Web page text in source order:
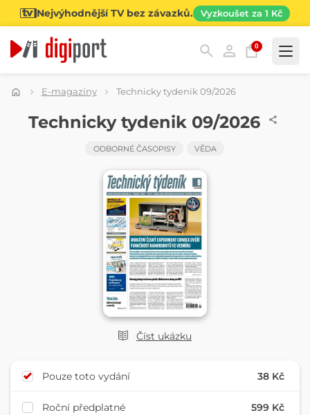
Nejvýhodnější TV bez závazků. Vyzkoušet za 1 Kč
0
Kategorie
E-magazíny Technicky tydenik 09/2026
Číst ukázku
ČASOPISTechnicky tydenik 09/2026
ODBORNÉ ČASOPISY VĚDA
Pouze toto vydání 38 Kč
Roční předplatné 599 Kč